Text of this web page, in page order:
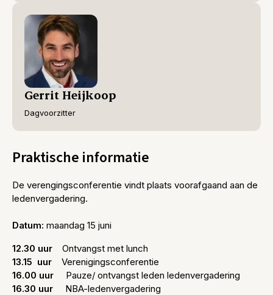
Gerrit Heijkoop
Dagvoorzitter
Praktische informatie
De verengingsconferentie vindt plaats voorafgaand aan de
ledenvergadering.
Datum: maandag 15 juni
12.30 uur Ontvangst met lunch
13.15 uur
Verenigingsconferentie
16.00 uur
Pauze/ ontvangst leden ledenvergadering
16.30 uur NBA-ledenvergadering